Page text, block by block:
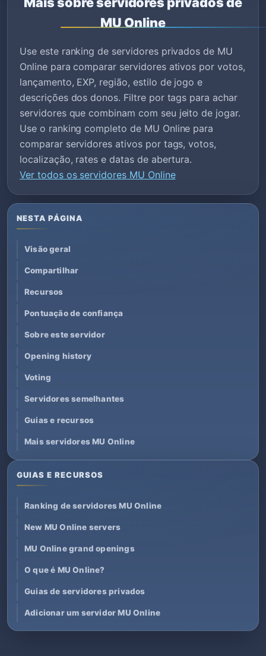
MU Online
Use este ranking de servidores privados de MU
Online para comparar servidores ativos por votos,
lançamento, EXP, região, estilo de jogo e
descrições dos donos. Filtre por tags para achar
servidores que combinam com seu jeito de jogar.
Use o ranking completo de MU Online para
comparar servidores ativos por tags, votos,
localização, rates e datas de abertura.
Ver todos os servidores MU Online
NESTA PÁGINA
Visão geral
Compartilhar
Recursos
Pontuação de confiança
Sobre este servidor
Opening history
Voting
Servidores semelhantes
Guias e recursos
Mais servidores MU Online
GUIAS E RECURSOS
Ranking de servidores MU Online
New MU Online servers
MU Online grand openings
O que é MU Online?
Guias de servidores privados
Adicionar um servidor MU Online